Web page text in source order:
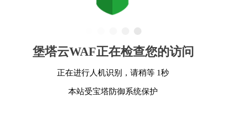
堡塔云WAF正在检查您的访问
正在进行人机识别，请稍等 1秒
本站受宝塔防御系统保护